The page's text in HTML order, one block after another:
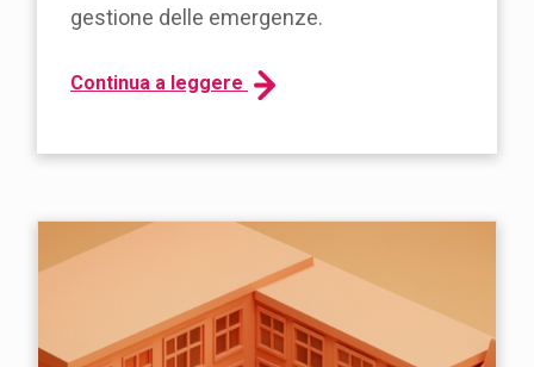
gestione delle emergenze.
Continua a leggere